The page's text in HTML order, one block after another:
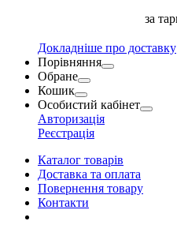
за
Докладніше про доставку
Порівняння
Обране
Кошик
Особистий кабінет
Авторизація
Реєстрація
Каталог товарів
Доставка та оплата
Повернення товару
Контакти